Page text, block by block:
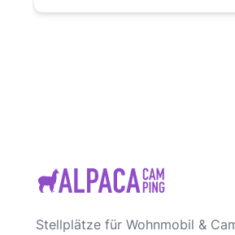
Stellplätze für Wohnmobil &